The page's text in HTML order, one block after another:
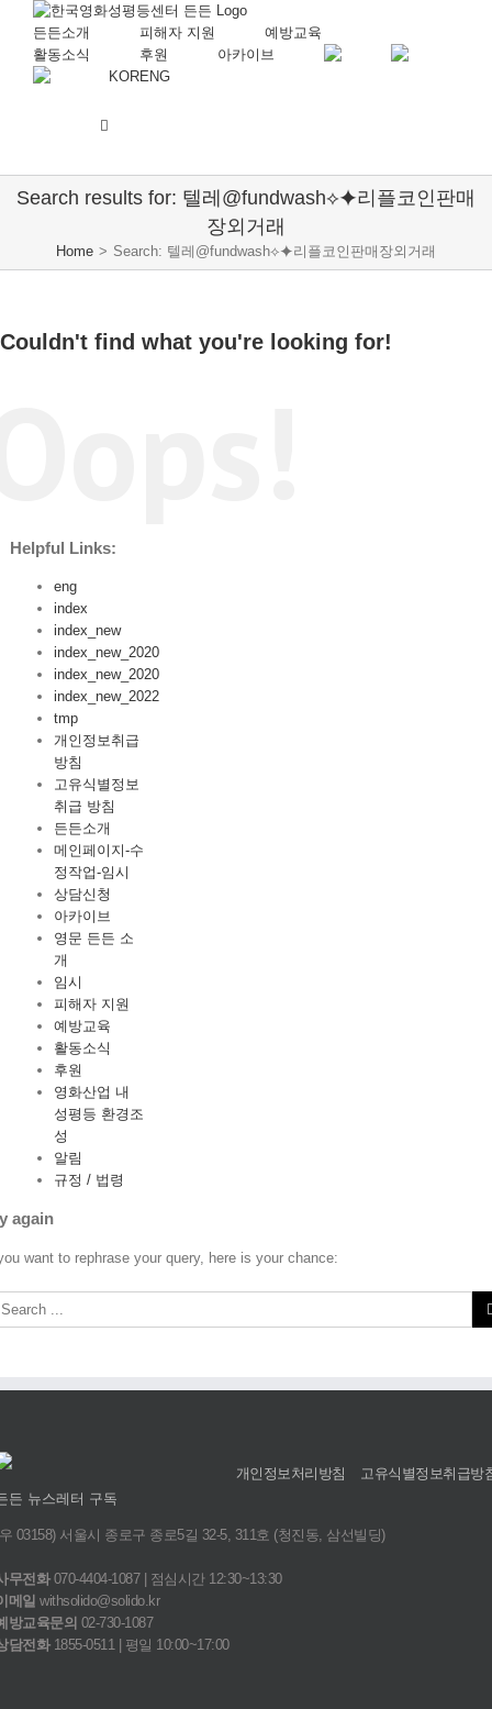
든든소개 피해자 지원
예방교육
활동소식
후원
아카이브
KORENG
Search results for: 텔레@fundwash⟡⯌리플코인판매
장외거래
Home > Search: 텔레@fundwash⟡⯌리플코인판매장외거래
Couldn't find what you're looking for!
Helpful Links:
eng
index
index_new
index_new_2020
index_new_2020
index_new_2022
tmp
개인정보취급
방침
고유식별정보
취급 방침
든든소개
메인페이지-수
정작업-임시
상담신청
아카이브
영문 든든 소
개
임시
피해자 지원
예방교육
활동소식
후원
영화산업 내
성평등 환경조
성
알림
규정 / 법령
again
want to rephrase your query, here is your chance:
개인정보처리방침
고유식별정보취급방
든 뉴스레터 구독
03158) 서울시 종로구 종로5길 32-5, 311호 (청진동, 삼선빌딩)
무전화070-4404-1087 | 점심시간 12:30~13:30
메일 withsolido@solido.kr
방교육문의 02-730-1087
담전화1855-0511 | 평일 10:00~17:00